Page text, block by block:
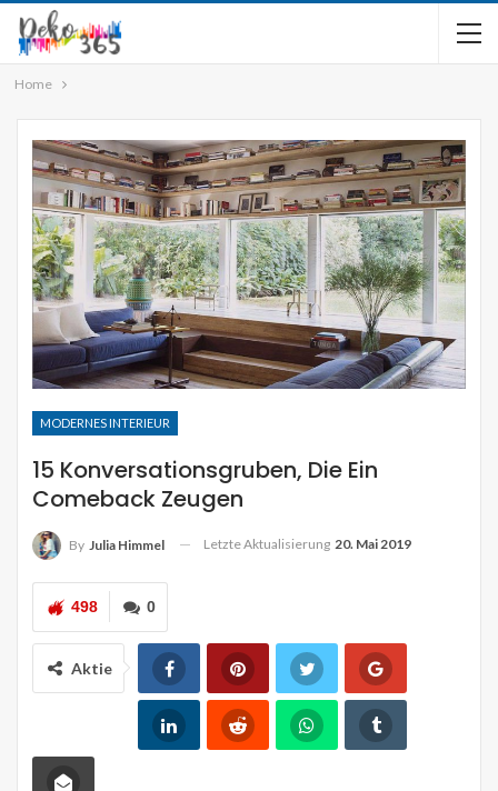
Home
MODERNES INTERIEUR
15 Konversationsgruben, Die Ein
Comeback Zeugen
By Julia Himmel Letzte Aktualisierung 20. Mai 2019
0
498
Aktie